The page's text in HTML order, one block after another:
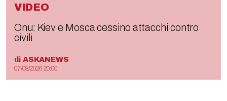
VIDEO
Onu: Kiev e Mosca cessino attacchi contro
civili
di ASKANEWS
07/08/2026 20:00